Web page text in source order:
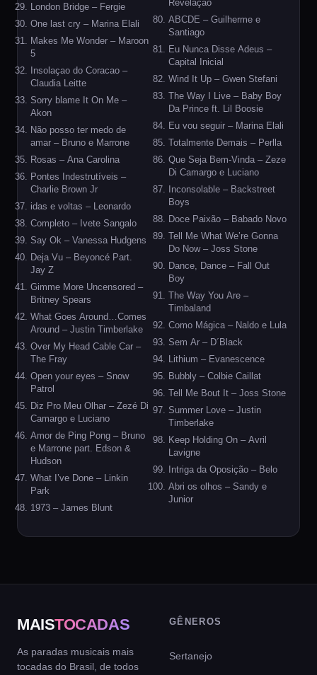
London Bridge – Fergie
One last cry – Marina Elali
Makes Me Wonder – Maroon
5
Insolaçao do Coracao –
Claudia Leitte
Sorry blame It On Me –
Akon
Não posso ter medo de
amar – Bruno e Marrone
Rosas – Ana Carolina
Pontes Indestrutíveis –
Charlie Brown Jr
idas e voltas – Leonardo
Completo – Ivete Sangalo
Say Ok – Vanessa Hudgens
Deja Vu – Beyoncé Part.
Jay Z
Gimme More Uncensored –
Britney Spears
What Goes Around…Comes
Around – Justin Timberlake
Over My Head Cable Car –
The Fray
Open your eyes – Snow
Patrol
Diz Pro Meu Olhar – Zezé Di
Camargo e Luciano
Amor de Ping Pong – Bruno
e Marrone part. Edson &
Hudson
What I’ve Done – Linkin
Park
1973 – James Blunt
Revelação
ABCDE – Guilherme e
Santiago
Eu Nunca Disse Adeus –
Capital Inicial
Wind It Up – Gwen Stefani
The Way I Live – Baby Boy
Da Prince ft. Lil Boosie
Eu vou seguir – Marina Elali
Totalmente Demais – Perlla
Que Seja Bem-Vinda – Zeze
Di Camargo e Luciano
Inconsolable – Backstreet
Boys
Doce Paixão – Babado Novo
Tell Me What We’re Gonna
Do Now – Joss Stone
Dance, Dance – Fall Out
Boy
The Way You Are –
Timbaland
Como Mágica – Naldo e Lula
Sem Ar – D´Black
Lithium – Evanescence
Bubbly – Colbie Caillat
Tell Me Bout It – Joss Stone
Summer Love – Justin
Timberlake
Keep Holding On – Avril
Lavigne
Intriga da Oposição – Belo
Abri os olhos – Sandy e
Junior
MAISTOCADAS
As paradas musicais mais
tocadas do Brasil, de todos
GÊNEROS
Sertanejo